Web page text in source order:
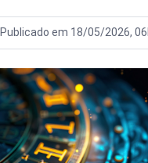
Publicado em 18/05/2026,